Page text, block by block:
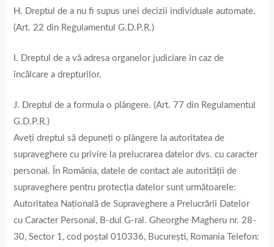
H. Dreptul de a nu fi supus unei decizii individuale automate.
(Art. 22 din Regulamentul G.D.P.R.)
I. Dreptul de a vă adresa organelor judiciare în caz de
încălcare a drepturilor.
J. Dreptul de a formula o plângere. (Art. 77 din Regulamentul
G.D.P.R.)
Aveți dreptul să depuneți o plângere la autoritatea de
supraveghere cu privire la prelucrarea datelor dvs. cu caracter
personal. În România, datele de contact ale autorității de
supraveghere pentru protecția datelor sunt următoarele:
Autoritatea Națională de Supraveghere a Prelucrării Datelor
cu Caracter Personal, B-dul G-ral. Gheorghe Magheru nr. 28-
30, Sector 1, cod poștal 010336, București, Romania Telefon: